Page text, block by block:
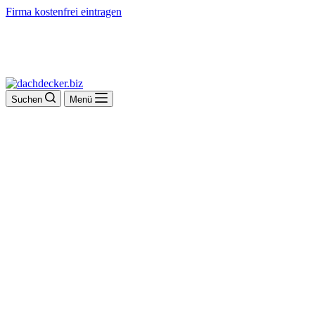
Firma kostenfrei eintragen
Suchen Menü